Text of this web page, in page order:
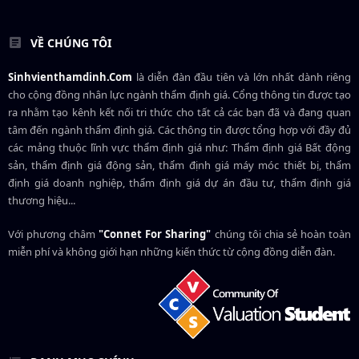
VỀ CHÚNG TÔI
Sinhvienthamdinh.Com là diễn đàn đầu tiên và lớn nhất dành riêng
cho cộng đồng nhân lực ngànhthẩm định giá. Cổng thông tin được tạo
ra nhằm tạo kênh kết nối tri thức cho tất cả các bạn đã và đang quan
tâm đến ngành thẩm định giá. Các thông tin được tổng hợp với đầy đủ
các mảng thuộc lĩnh vực thẩm định giá như: Thẩm định giá Bất động
sản, thẩm định giá động sản, thẩm định giá máy móc thiết bị, thẩm
định giá doanh nghiệp, thẩm định giá dự án đầu tư, thẩm định giá
thương hiệu...
Với phương châm"Connet For Sharing" chúng tôi chia sẻ hoàn toàn
miễn phí và không giới hạn những kiến thức từ cộng đồng diễn đàn.